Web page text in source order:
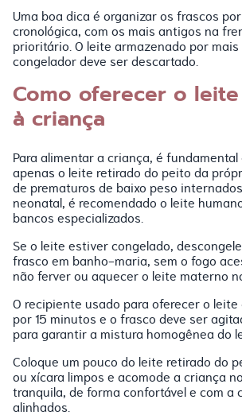
Uma boa dica é organizar os frascos
cronológica, com os mais antigos na
prioritário. O leite armazenado por mais
congelador deve ser descartado.
Como oferecer o
à criança
Para alimentar a criança, é
apenas o leite retirado do peito da
de prematuros de baixo peso
neonatal, é recomendado o leite
bancos especializados.
Se o leite estiver congelado,
frasco em banho-maria, sem o fogo
não ferver ou aquecer o leite materno
O recipiente usado para oferecer o
por 15 minutos e o frasco deve ser
para garantir a mistura homogênea do
Coloque um pouco do leite retirado do
ou xícara limpos e acomode a criança
tranquila, de forma confortável e com a
alinhados.